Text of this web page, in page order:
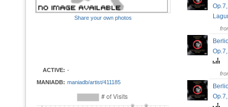
Share your own photos
ACTIVE: -
MANIADB: maniadb/artist/411185